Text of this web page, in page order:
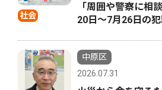
社会
「周囲や警察に
20日〜7月26日の
中原区
2026.07.31